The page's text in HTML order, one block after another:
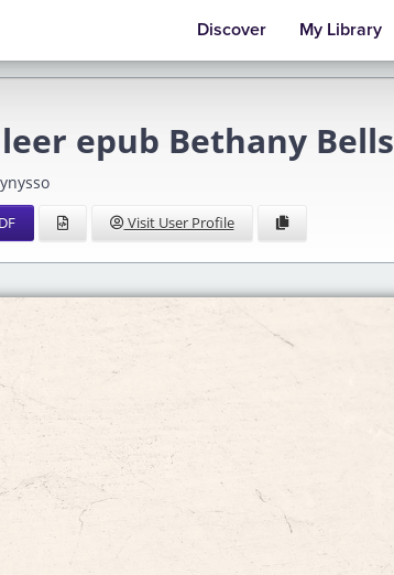
Discover My Library
leer epub Bethany Bells
Visit User Profile